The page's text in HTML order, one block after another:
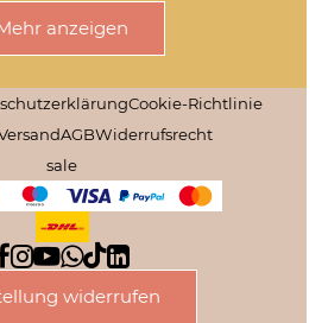
anzeigen
Cookie-Richtlinie
AGBWiderrufsrecht
sale
widerrufen